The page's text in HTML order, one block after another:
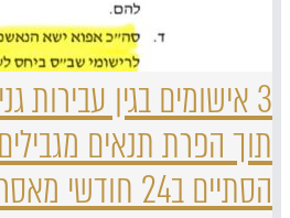
3 אישומים בגין עבירות
תוך הפרת תנאים
הסתיים ב24 חודשי מאסר.